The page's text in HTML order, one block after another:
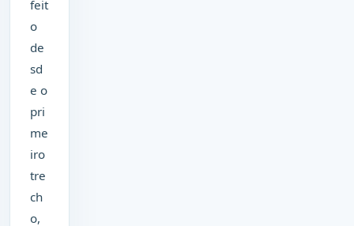
feit
o
de
sd
e o
pri
me
iro
tre
ch
o,